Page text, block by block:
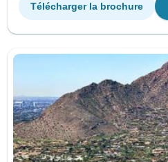
Télécharger la brochure